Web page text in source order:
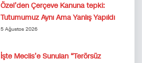
Özel’den Çerçeve Kanuna tepki:
Tutumumuz Aynı Ama Yanlış Yapıldı
5 Ağustos 2026
İşte Meclis’e Sunulan “Terörsüz